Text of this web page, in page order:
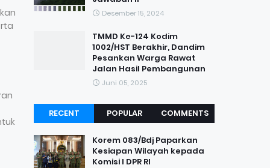
Desember 15, 2024
TMMD Ke-124 Kodim
1002/HST Berakhir, Dandim
Pesankan Warga Rawat
Jalan Hasil Pembangunan
Juni 05, 2025
RECENT POPULAR COMMENTS
Korem 083/Bdj Paparkan
Kesiapan Wilayah kepada
Komisi I DPR RI